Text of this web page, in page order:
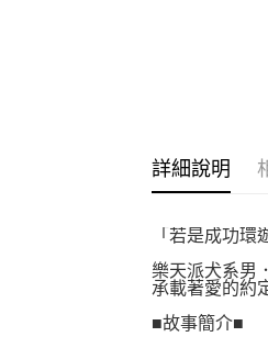
詳細說明
「若是成功環
樂天派犬系男
承載著愛的約
■故事簡介■